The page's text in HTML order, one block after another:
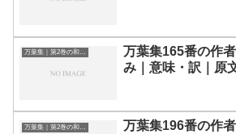
万葉集｜第2巻の和歌一覧
万葉集165番の作
み｜意味・訳｜原
万葉集｜第2巻の和歌一覧
万葉集196番の作